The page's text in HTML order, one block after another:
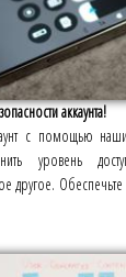
аккаунта!
с помощью
уровень
другое.